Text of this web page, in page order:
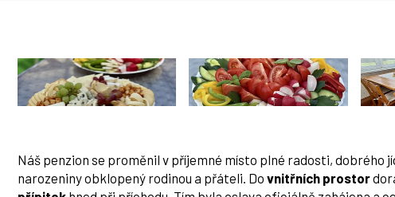
Náš penzion se proměnil v příjemné místo plné radosti, dobrého
narozeniny obklopený rodinou a přáteli. Do vnitřních prostor